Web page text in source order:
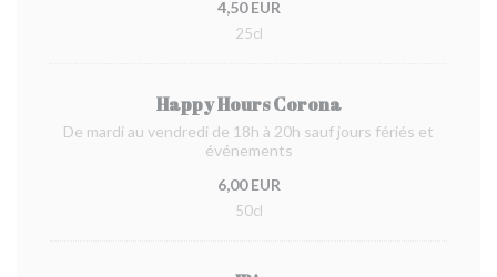
4,50 EUR
25cl
Happy Hours Corona
De mardi au vendredi de 18h à 20h sauf jours fériés et
événements
6,00 EUR
50cl